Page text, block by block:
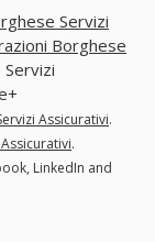
Servizi
Borghese
Assicurativi.
.
LinkedIn and